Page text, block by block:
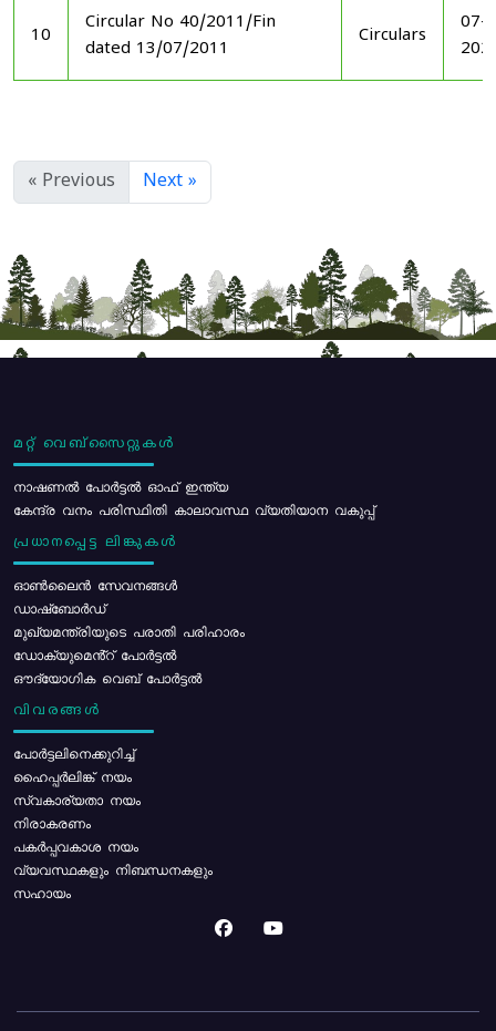
10
Circular No 40/2011/Fin
dated 13/07/2011
Circulars
07-
« Previous Next »
മറ്റ് വെബ്സൈറ്റുകൾ
നാഷണൽ പോർട്ടൽ ഓഫ് ഇന്ത്യ
കേന്ദ്ര വനം പരിസ്ഥിതി കാലാവസ്ഥ വ്യതിയാന വകുപ്പ്
പ്രധാനപ്പെട്ട ലിങ്കുകൾ
ഓൺലൈൻ സേവനങ്ങൾ
ഡാഷ്ബോർഡ്
മുഖ്യമന്ത്രിയുടെ പരാതി പരിഹാരം
ഡോക്യുമെൻ്റ് പോർട്ടൽ
ഔദ്യോഗിക വെബ് പോർട്ടൽ
വിവരങ്ങൾ
പോര്‍ട്ടലിനെക്കുറിച്ച്
ഹൈപ്പർലിങ്ക് നയം
സ്വകാര്യതാ നയം
നിരാകരണം
പകർപ്പവകാശ നയം
വ്യവസ്ഥകളും നിബന്ധനകളും
സഹായം